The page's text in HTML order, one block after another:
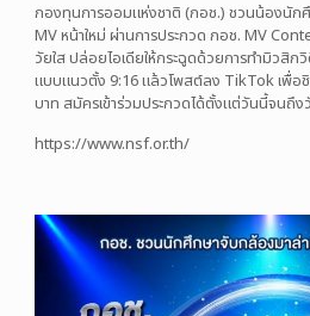
กองทุนการออมแห่งชาติ (กอช.) ชวนน้องนัก
MV หน้าใหม่ ผ่านการประกวด กอช. MV
วัยใส ปล่อยไอเดียให้กระฉูดด้วยการทำมิวสิก
แบบแนวตั้ง 9:16 แล้วโพสต์ลง TikTok เพื่อ
บาท สมัครเข้าร่วมประกวดได้ตั้งแต่วันนี้จนถึ
https://www.nsf.or.th/